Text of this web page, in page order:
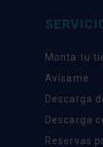
Monta tu
Avísame
Descarga
Descarga
Reservas